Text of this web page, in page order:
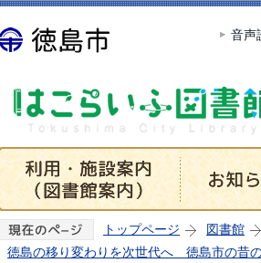
音声
トップページ
図書館
徳島の移り変わりを次世代へ 徳島市の昔